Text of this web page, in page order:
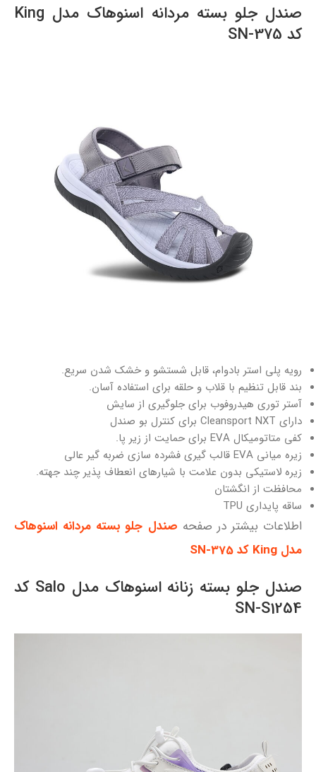
صندل جلو بسته مردانه اسنوهاک مدل King
کد SN-375
رویه پلی استر بادوام، قابل شستشو و خشک شدن سریع.
بند قابل تنظیم با قلاب و حلقه برای استفاده آسان.
آستر توری هیدروفوب برای جلوگیری از سایش
دارای Cleansport NXT برای کنترل بو صندل
کفی متاتومیکال EVA برای حمایت از زیر پا.
زیره میانی EVA قالب گیری فشرده سازی ضربه گیر عالی
زیره لاستیکی بدون علامت با شیارهای انعطاف پذیر چند جهته.
محافظت از انگشتان
ساقه پایداری TPU
اطلاعات بیشتر در صفحه صندل جلو بسته مردانه اسنوهاک
مدل King کد SN-375
صندل جلو بسته زنانه اسنوهاک مدل Salo کد
SN-S1254